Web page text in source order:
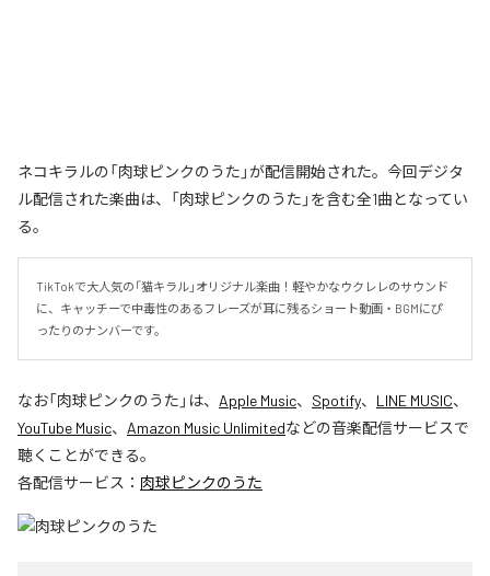
ネコキラルの「肉球ピンクのうた」が配信開始された。今回デジタ
ル配信された楽曲は、「肉球ピンクのうた」を含む全1曲となってい
る。
TikTokで大人気の「猫キラル」オリジナル楽曲！軽やかなウクレレのサウンド
に、キャッチーで中毒性のあるフレーズが耳に残るショート動画・BGMにぴ
ったりのナンバーです。
なお「肉球ピンクのうた 」は、 Apple Music、 Spotify、 LINE MUSIC、
YouTube Music、 Amazon Music Unlimitedなどの音楽配信サービスで
聴くことができる。
各配信サービス： 肉球ピンクのうた